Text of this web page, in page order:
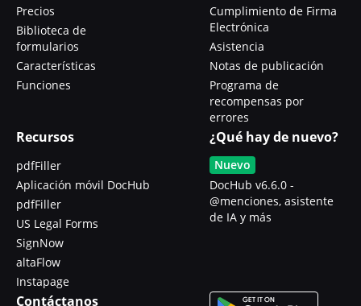
Precios
Biblioteca de
formularios
Características
Funciones
Cumplimiento de Firma
Electrónica
Asistencia
Notas de publicación
Programa de
recompensas por
errores
Recursos
pdfFiller
Aplicación móvil DocHub
pdfFiller
US Legal Forms
SignNow
altaFlow
Instapage
¿Qué hay de nuevo?
Nuevo
DocHub v6.6.0 -
@menciones, asistente
de IA y más
Contáctanos